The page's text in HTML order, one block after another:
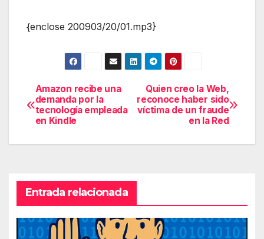
{enclose 200903/20/01.mp3}
Navegación
de
entradas
Quien creo la Web,
reconoce haber sido
víctima de un fraude
en la Red
Amazon recibe una
demanda por la
tecnología empleada
en Kindle
Entrada relacionada